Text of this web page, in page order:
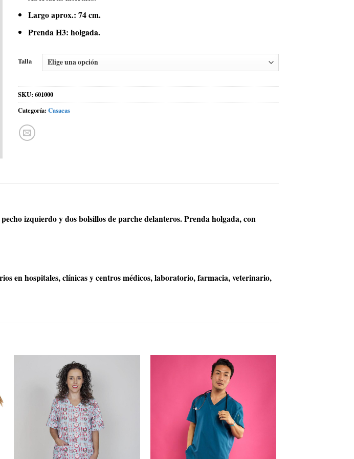
Largo aprox.: 74 cm.
Prenda H3: holgada.
Talla
SKU: 601000
Categoría: Casacas
izquierdo y dos bolsillos de parche delanteros. Prenda holgada, con
en hospitales, clínicas y centros médicos, laboratorio, farmacia, veterinario,